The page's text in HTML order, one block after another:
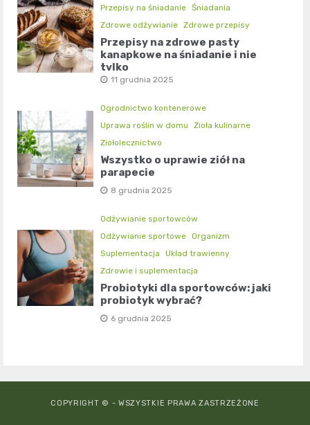
Przepisy na śniadanie Śniadania
Zdrowe odżywianie Zdrowe przepisy
Przepisy na zdrowe pasty
kanapkowe na śniadanie i nie
tylko
11 grudnia 2025
Ogrodnictwo kontenerowe
Uprawa roślin w domu
Zioła kulinarne
Ziołolecznictwo
Wszystko o uprawie ziół na
parapecie
8 grudnia 2025
Odżywianie sportowców
Odżywianie sportowe Organizm
Suplementacja
Układ trawienny
Zdrowie i suplementacja
Probiotyki dla sportowców: jaki
probiotyk wybrać?
6 grudnia 2025
COPYRIGHT © - WSZYSTKIE PRAWA ZASTRZEŻONE